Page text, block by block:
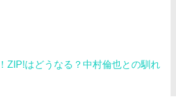
ZIP!はどうなる？中村倫也との馴れ